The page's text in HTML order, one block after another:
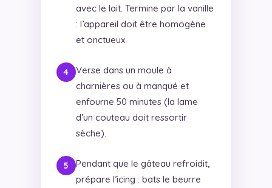
avec le lait. Termine par la vanille
: l’appareil doit être homogène
et onctueux.
Verse dans un moule à
charnières ou à manqué et
enfourne 50 minutes (la lame
d’un couteau doit ressortir
sèche).
Pendant que le gâteau refroidit,
prépare l’icing : bats le beurre